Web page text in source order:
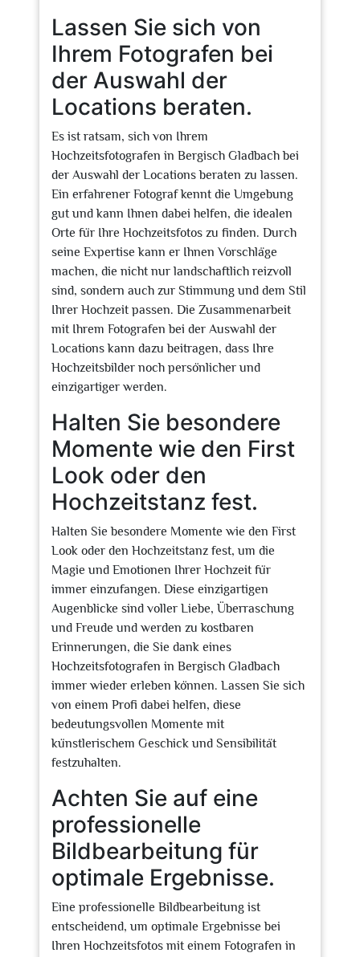
Lassen Sie sich von
Ihrem Fotografen bei
der Auswahl der
Locations beraten.
Es ist ratsam, sich von Ihrem
Hochzeitsfotografen in Bergisch Gladbach bei
der Auswahl der Locations beraten zu lassen.
Ein erfahrener Fotograf kennt die Umgebung
gut und kann Ihnen dabei helfen, die idealen
Orte für Ihre Hochzeitsfotos zu finden. Durch
seine Expertise kann er Ihnen Vorschläge
machen, die nicht nur landschaftlich reizvoll
sind, sondern auch zur Stimmung und dem Stil
Ihrer Hochzeit passen. Die Zusammenarbeit
mit Ihrem Fotografen bei der Auswahl der
Locations kann dazu beitragen, dass Ihre
Hochzeitsbilder noch persönlicher und
einzigartiger werden.
Halten Sie besondere
Momente wie den First
Look oder den
Hochzeitstanz fest.
Halten Sie besondere Momente wie den First
Look oder den Hochzeitstanz fest, um die
Magie und Emotionen Ihrer Hochzeit für
immer einzufangen. Diese einzigartigen
Augenblicke sind voller Liebe, Überraschung
und Freude und werden zu kostbaren
Erinnerungen, die Sie dank eines
Hochzeitsfotografen in Bergisch Gladbach
immer wieder erleben können. Lassen Sie sich
von einem Profi dabei helfen, diese
bedeutungsvollen Momente mit
künstlerischem Geschick und Sensibilität
festzuhalten.
Achten Sie auf eine
professionelle
Bildbearbeitung für
optimale Ergebnisse.
Eine professionelle Bildbearbeitung ist
entscheidend, um optimale Ergebnisse bei
Ihren Hochzeitsfotos mit einem Fotografen in